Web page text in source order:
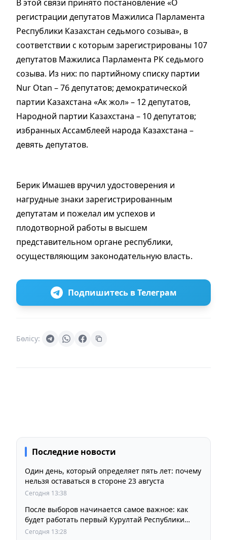
В этой связи принято постановление «О
регистрации депутатов Мажилиса Парламента
Республики Казахстан седьмого созыва», в
соответствии с которым зарегистрированы 107
депутатов Мажилиса Парламента РК седьмого
созыва. Из них: по партийному списку партии
Nur Otan – 76 депутатов; демократической
партии Казахстана «Ак жол» – 12 депутатов,
Народной партии Казахстана – 10 депутатов;
избранных Ассамблеей народа Казахстана –
девять депутатов.
Берик Имашев вручил удостоверения и
нагрудные знаки зарегистрированным
депутатам и пожелал им успехов и
плодотворной работы в высшем
представительном органе республики,
осуществляющим законодательную власть.
Подпишитесь в Телеграм
Бөлісу:
Последние новости
Один день, который определяет пять лет: почему
нельзя оставаться в стороне 23 августа
Сегодня 13:38
После выборов начинается самое важное: как
будет работать первый Курултай Республики
Казахстан
Сегодня 13:28